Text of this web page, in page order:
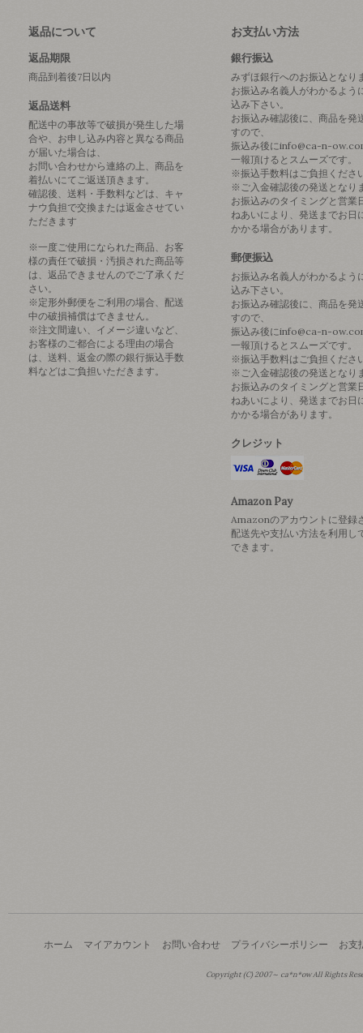
返品について
返品期限
商品到着後7日以内
返品送料
配送中の事故等で破損が発生した場
合や、お申し込み内容と異なる商品
が届いた場合は、
お問い合わせから連絡の上、商品を
着払いにてご返送頂きます。
確認後、送料・手数料などは、キャ
ナウ負担で交換または返金させてい
ただきます
※一度ご使用になられた商品、お客
様の責任で破損・汚損された商品等
は、返品できませんのでご了承くだ
さい。
※定形外郵便をご利用の場合、配送
中の破損補償はできません。
※注文間違い、イメージ違いなど、
お客様のご都合による理由の場合
は、送料、返金の際の銀行振込手数
料などはご負担いただきます。
お支払い方法
銀行振込
みずほ銀行へのお振込となり
お振込み名義人がわかるよう
込み下さい。
お振込み確認後に、商品を発
すので、
振込み後にinfo@ca-n-
一報頂けるとスムーズです。
※振込手数料はご負担くださ
※ご入金確認後の発送となり
お振込みのタイミングと営業
ねあいにより、発送までお日
かかる場合があります。
郵便振込
お振込み名義人がわかるよう
込み下さい。
お振込み確認後に、商品を発
すので、
振込み後にinfo@ca-n-
一報頂けるとスムーズです。
※振込手数料はご負担くださ
※ご入金確認後の発送となり
お振込みのタイミングと営業
ねあいにより、発送までお日
かかる場合があります。
クレジット
Amazon Pay
Amazonのアカウントに登録
配送先や支払い方法を利用し
できます。
ホーム マイアカウント お問い合わせ プライバシーポリシー お支
Copyright (C) 2007～ ca*n*ow All Rights